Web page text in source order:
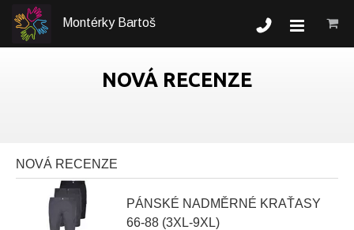
Montérky Bartoš
NOVÁ RECENZE
NOVÁ RECENZE
PÁNSKÉ NADMĚRNÉ KRAŤASY
66-88 (3XL-9XL)